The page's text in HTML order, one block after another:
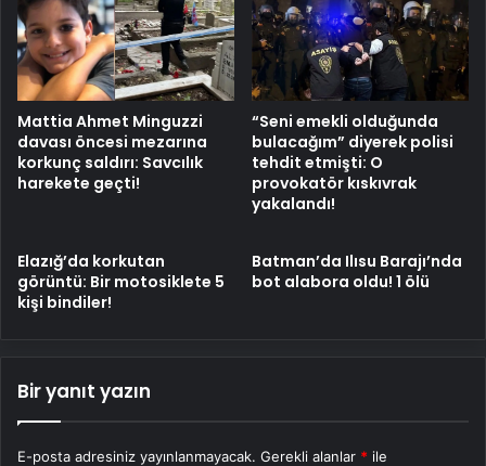
Mattia Ahmet Minguzzi
davası öncesi mezarına
korkunç saldırı: Savcılık
harekete geçti!
“Seni emekli olduğunda
bulacağım” diyerek polisi
tehdit etmişti: O
provokatör kıskıvrak
yakalandı!
Elazığ’da korkutan
görüntü: Bir motosiklete 5
kişi bindiler!
Batman’da Ilısu Barajı’nda
bot alabora oldu! 1 ölü
Bir yanıt yazın
E-posta adresiniz yayınlanmayacak. Gerekli alanlar * ile